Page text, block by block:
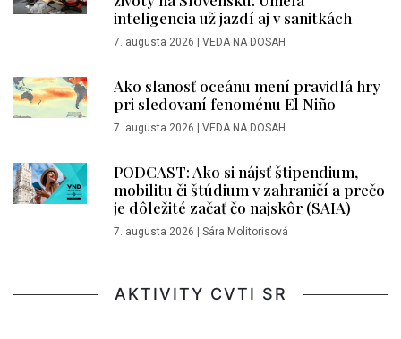
inteligencia už jazdí aj v sanitkách
7. augusta 2026 | VEDA NA DOSAH
Ako slanosť oceánu mení pravidlá hry
pri sledovaní fenoménu El Niño
7. augusta 2026 | VEDA NA DOSAH
PODCAST: Ako si nájsť štipendium,
mobilitu či štúdium v zahraničí a prečo
je dôležité začať čo najskôr (SAIA)
7. augusta 2026 | Sára Molitorisová
AKTIVITY CVTI SR